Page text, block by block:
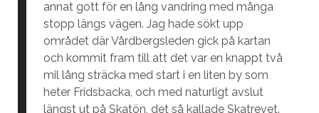
annat gott för en lång vandring med många
stopp längs vägen. Jag hade sökt upp
området där Vårdbergsleden gick på kartan
och kommit fram till att det var en knappt två
mil lång sträcka med start i en liten by som
heter Fridsbacka, och med naturligt avslut
längst ut på Skatön, det så kallade Skatrevet.